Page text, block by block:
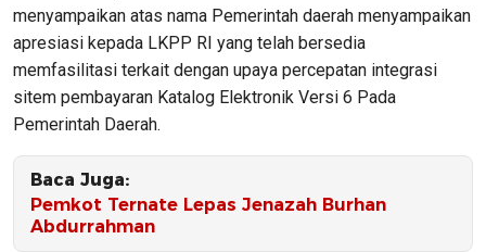
menyampaikan atas nama Pemerintah daerah menyampaikan
apresiasi kepada LKPP RI yang telah bersedia
memfasilitasi terkait dengan upaya percepatan integrasi
sitem pembayaran Katalog Elektronik Versi 6 Pada
Pemerintah Daerah.
Baca Juga:
Pemkot Ternate Lepas Jenazah Burhan
Abdurrahman